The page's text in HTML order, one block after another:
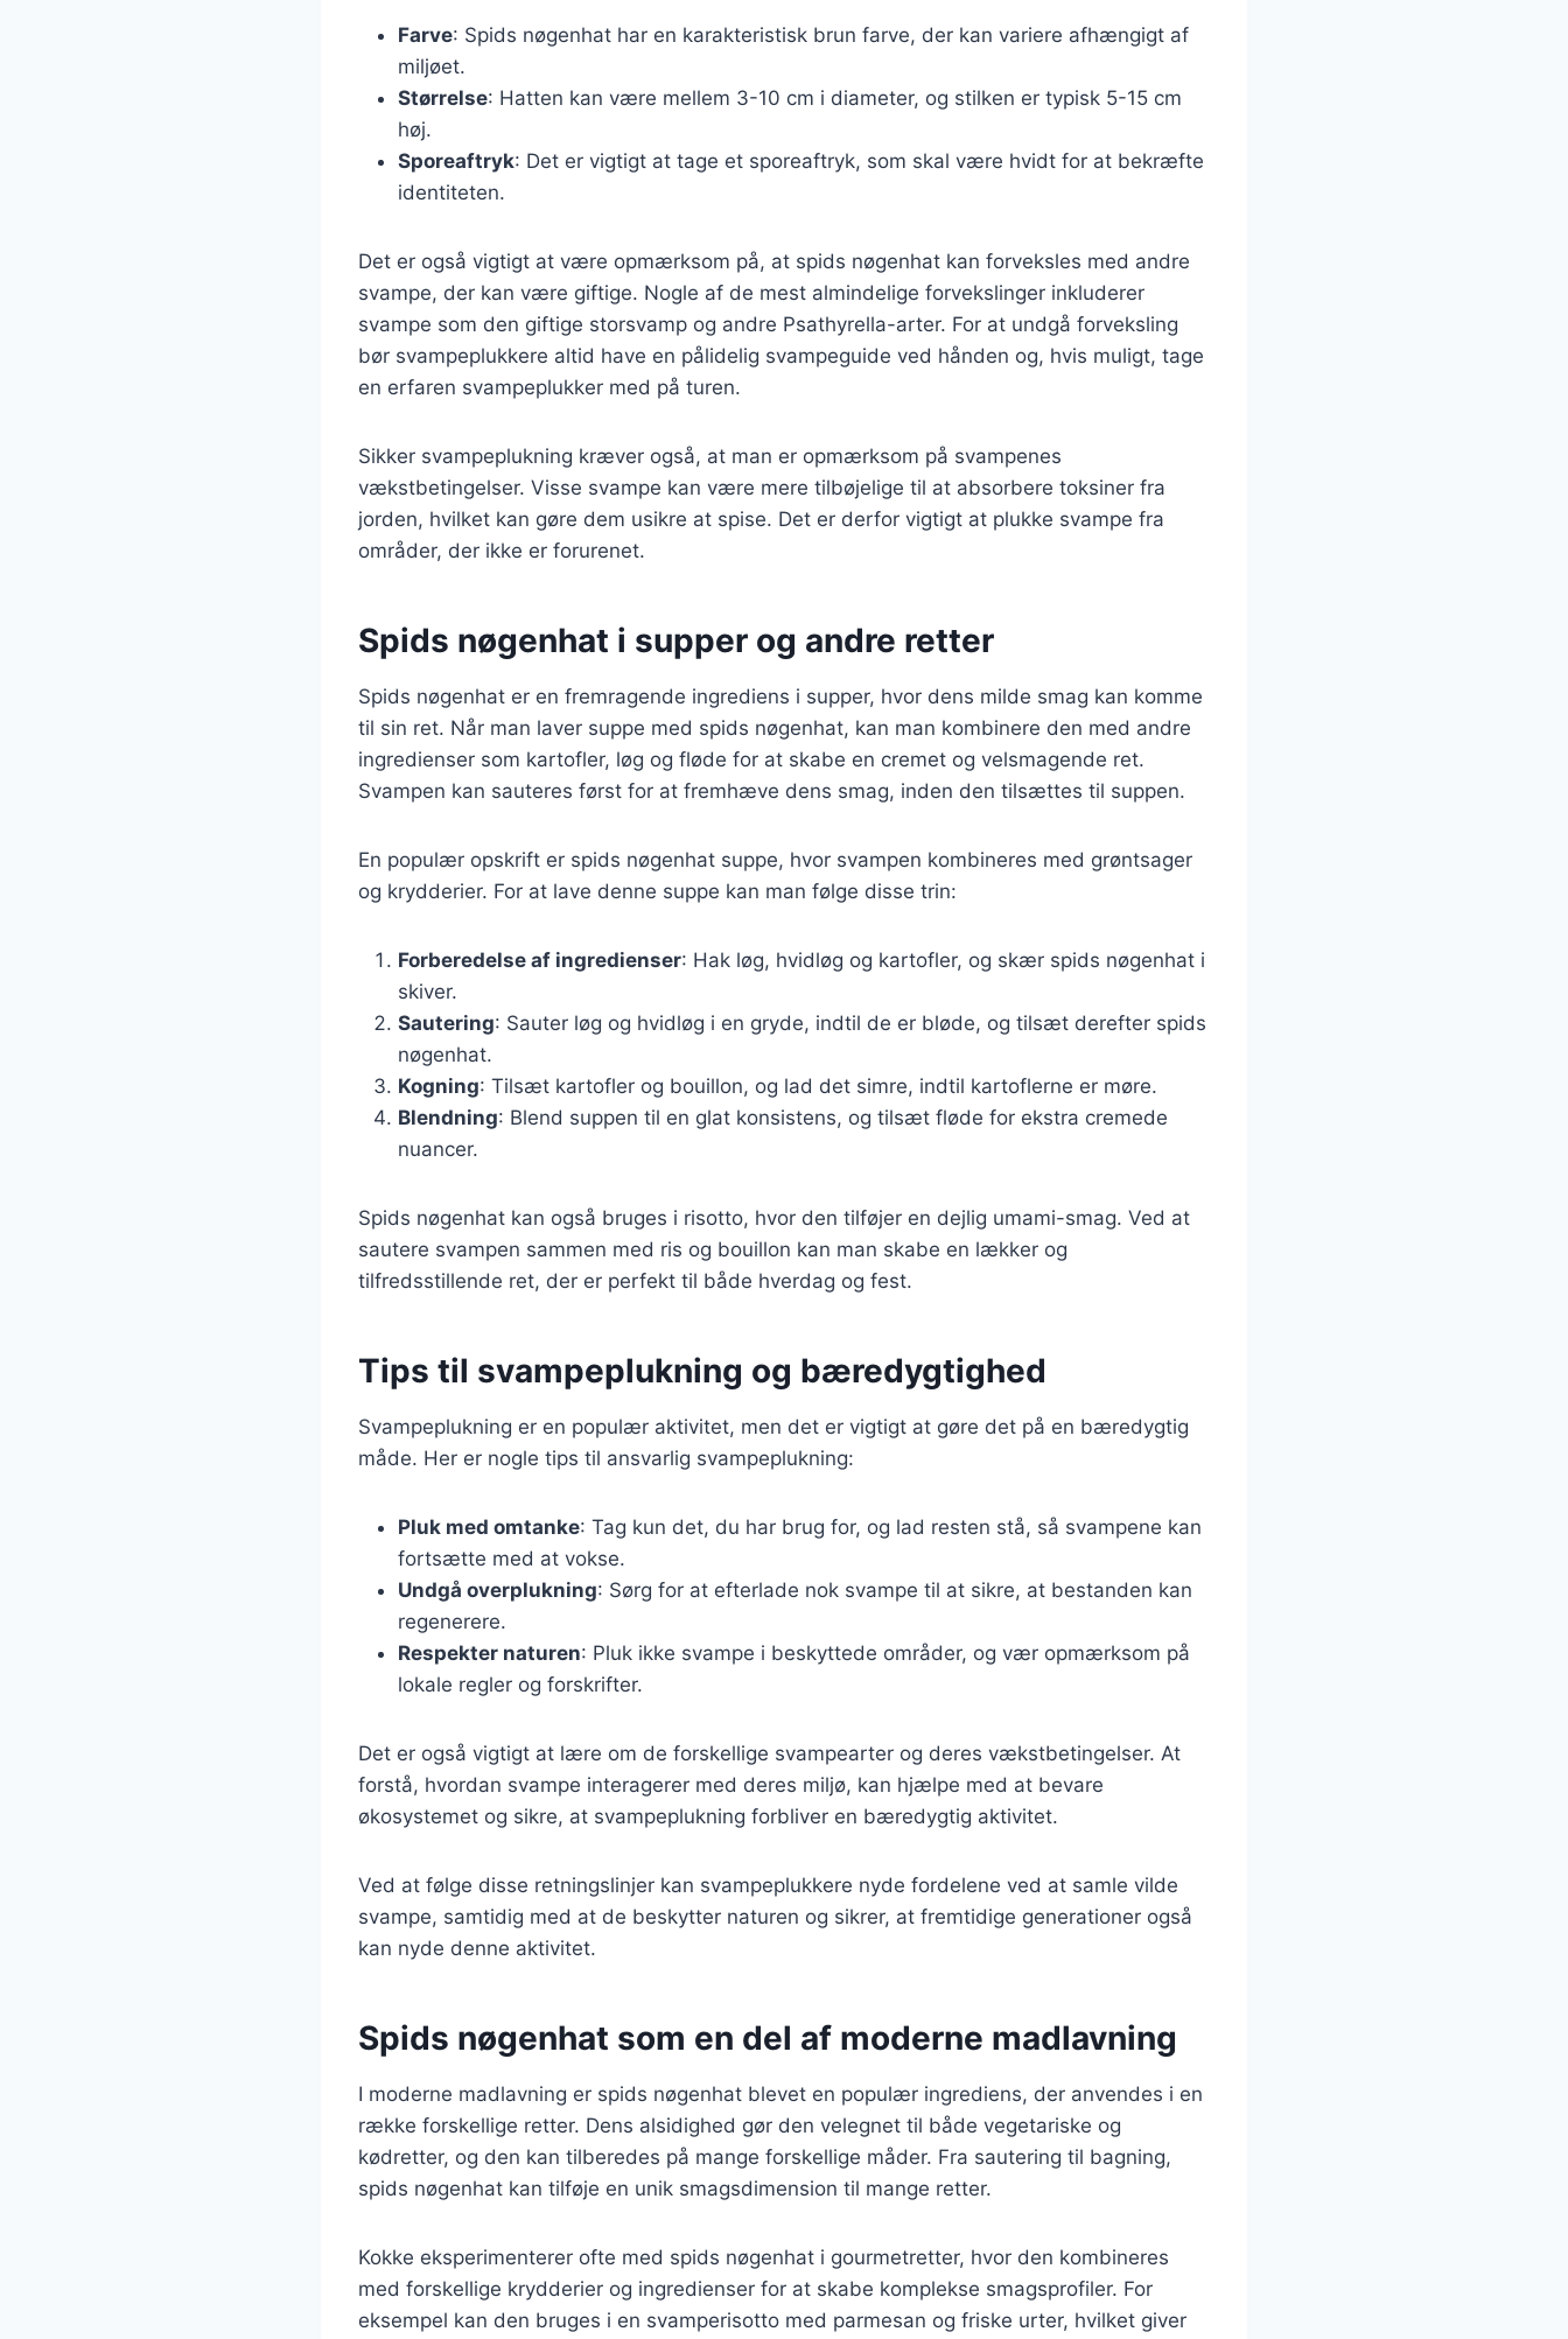
Farve: Spids nøgenhat har en karakteristisk brun farve, der kan variere afhængigt af
miljøet.
Størrelse: Hatten kan være mellem 3-10 cm i diameter, og stilken er typisk 5-15 cm
høj.
Sporeaftryk: Det er vigtigt at tage et sporeaftryk, som skal være hvidt for at bekræfte
identiteten.
Det er også vigtigt at være opmærksom på, at spids nøgenhat kan forveksles med andre
svampe, der kan være giftige. Nogle af de mest almindelige forvekslinger inkluderer
svampe som den giftige storsvamp og andre Psathyrella-arter. For at undgå forveksling
bør svampeplukkere altid have en pålidelig svampeguide ved hånden og, hvis muligt, tage
en erfaren svampeplukker med på turen.
Sikker svampeplukning kræver også, at man er opmærksom på svampenes
vækstbetingelser. Visse svampe kan være mere tilbøjelige til at absorbere toksiner fra
jorden, hvilket kan gøre dem usikre at spise. Det er derfor vigtigt at plukke svampe fra
områder, der ikke er forurenet.
Spids nøgenhat i supper og andre retter
Spids nøgenhat er en fremragende ingrediens i supper, hvor dens milde smag kan komme
til sin ret. Når man laver suppe med spids nøgenhat, kan man kombinere den med andre
ingredienser som kartofler, løg og fløde for at skabe en cremet og velsmagende ret.
Svampen kan sauteres først for at fremhæve dens smag, inden den tilsættes til suppen.
En populær opskrift er spids nøgenhat suppe, hvor svampen kombineres med grøntsager
og krydderier. For at lave denne suppe kan man følge disse trin:
Forberedelse af ingredienser: Hak løg, hvidløg og kartofler, og skær spids nøgenhat i
skiver.
Sautering: Sauter løg og hvidløg i en gryde, indtil de er bløde, og tilsæt derefter spids
nøgenhat.
Kogning: Tilsæt kartofler og bouillon, og lad det simre, indtil kartoflerne er møre.
Blendning: Blend suppen til en glat konsistens, og tilsæt fløde for ekstra cremede
nuancer.
Spids nøgenhat kan også bruges i risotto, hvor den tilføjer en dejlig umami-smag. Ved at
sautere svampen sammen med ris og bouillon kan man skabe en lækker og
tilfredsstillende ret, der er perfekt til både hverdag og fest.
Tips til svampeplukning og bæredygtighed
Svampeplukning er en populær aktivitet, men det er vigtigt at gøre det på en bæredygtig
måde. Her er nogle tips til ansvarlig svampeplukning:
Pluk med omtanke: Tag kun det, du har brug for, og lad resten stå, så svampene kan
fortsætte med at vokse.
Undgå overplukning: Sørg for at efterlade nok svampe til at sikre, at bestanden kan
regenerere.
Respekter naturen: Pluk ikke svampe i beskyttede områder, og vær opmærksom på
lokale regler og forskrifter.
Det er også vigtigt at lære om de forskellige svampearter og deres vækstbetingelser. At
forstå, hvordan svampe interagerer med deres miljø, kan hjælpe med at bevare
økosystemet og sikre, at svampeplukning forbliver en bæredygtig aktivitet.
Ved at følge disse retningslinjer kan svampeplukkere nyde fordelene ved at samle vilde
svampe, samtidig med at de beskytter naturen og sikrer, at fremtidige generationer også
kan nyde denne aktivitet.
Spids nøgenhat som en del af moderne madlavning
I moderne madlavning er spids nøgenhat blevet en populær ingrediens, der anvendes i en
række forskellige retter. Dens alsidighed gør den velegnet til både vegetariske og
kødretter, og den kan tilberedes på mange forskellige måder. Fra sautering til bagning,
spids nøgenhat kan tilføje en unik smagsdimension til mange retter.
Kokke eksperimenterer ofte med spids nøgenhat i gourmetretter, hvor den kombineres
med forskellige krydderier og ingredienser for at skabe komplekse smagsprofiler. For
eksempel kan den bruges i en svamperisotto med parmesan og friske urter, hvilket giver